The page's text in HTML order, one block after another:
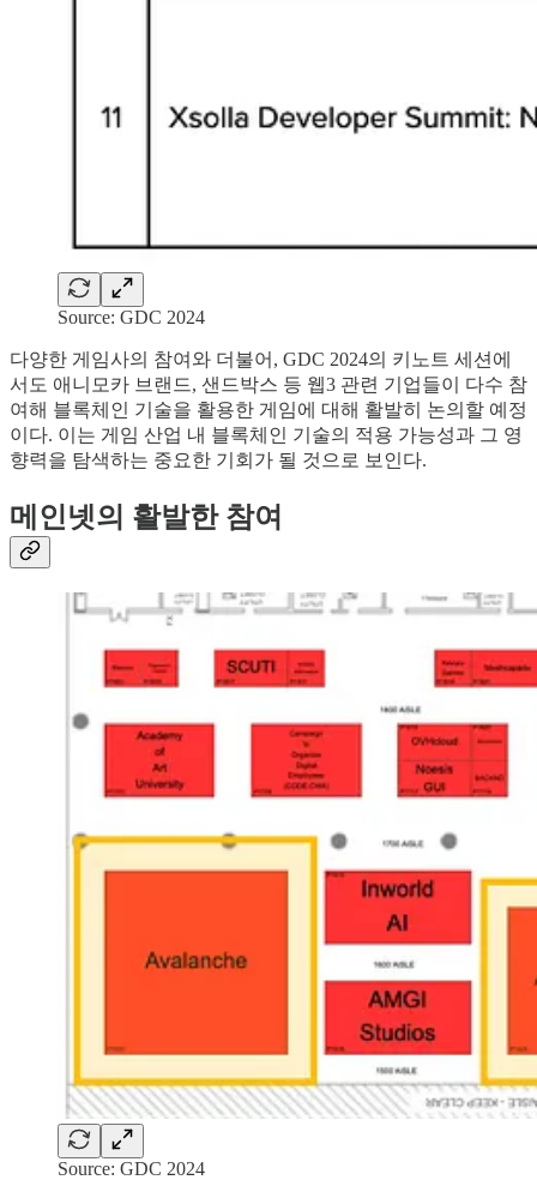
Source: GDC 2024
다양한 게임사의 참여와 더불어, GDC 2024의 키노트 세션에
서도 애니모카 브랜드, 샌드박스 등 웹3 관련 기업들이 다수 참
여해 블록체인 기술을 활용한 게임에 대해 활발히 논의할 예정
이다. 이는 게임 산업 내 블록체인 기술의 적용 가능성과 그 영
향력을 탐색하는 중요한 기회가 될 것으로 보인다.
메인넷의 활발한 참여
Source: GDC 2024